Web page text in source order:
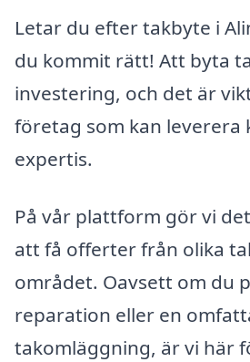
Letar du efter takbyte i
du kommit rätt! Att byta
investering, och det är
företag som kan leverera
expertis.
På vår plattform gör vi
att få offerter från olika
området. Oavsett om du
reparation eller en
takomläggning, är vi här